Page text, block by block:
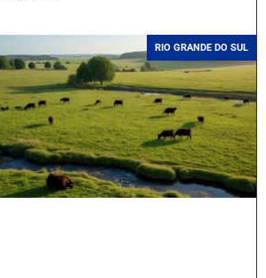
RIO GRANDE DO SUL